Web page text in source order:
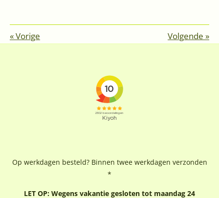
«Vorige Volgende »
Op werkdagen besteld? Binnen twee werkdagen verzonden
*
LET OP: Wegens vakantie gesloten tot maandag 24